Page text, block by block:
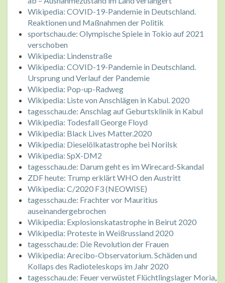
Wikipedia: COVID-19-Pandemie in Deutschland.
Reaktionen und Maßnahmen der Politik
sportschau.de: Olympische Spiele in Tokio auf 2021
verschoben
Wikipedia: Lindenstraße
Wikipedia: COVID-19-Pandemie in Deutschland.
Ursprung und Verlauf der Pandemie
Wikipedia: Pop-up-Radweg
Wikipedia: Liste von Anschlägen in Kabul. 2020
tagesschau.de: Anschlag auf Geburtsklinik in Kabul
Wikipedia: Todesfall George Floyd
Wikipedia: Black Lives Matter.2020
Wikipedia: Dieselölkatastrophe bei Norilsk
Wikipedia: SpX-DM2
tagesschau.de: Darum geht es im Wirecard-Skandal
ZDF heute: Trump erklärt WHO den Austritt
Wikipedia: C/2020 F3 (NEOWISE)
tagesschau.de: Frachter vor Mauritius
auseinandergebrochen
Wikipedia: Explosionskatastrophe in Beirut 2020
Wikipedia: Proteste in Weißrussland 2020
tagesschau.de: Die Revolution der Frauen
Wikipedia: Arecibo-Observatorium. Schäden und
Kollaps des Radioteleskops im Jahr 2020
tagesschau.de: Feuer verwüstet Flüchtlingslager Moria,